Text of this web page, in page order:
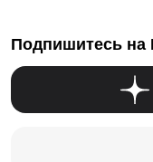
Подпишитесь на